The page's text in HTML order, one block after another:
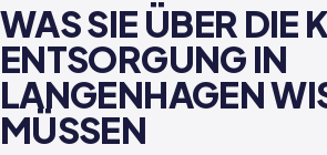
WAS SIE ÜBER DIE
ENTSORGUNG IN
LANGENHAGEN
MÜSSEN